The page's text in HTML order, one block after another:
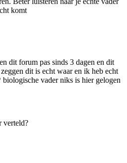
komt
dit forum pas sinds 3 dagen en dit
dit is echt waar en ik heb echt
vader niks is hier gelogen
verteld?